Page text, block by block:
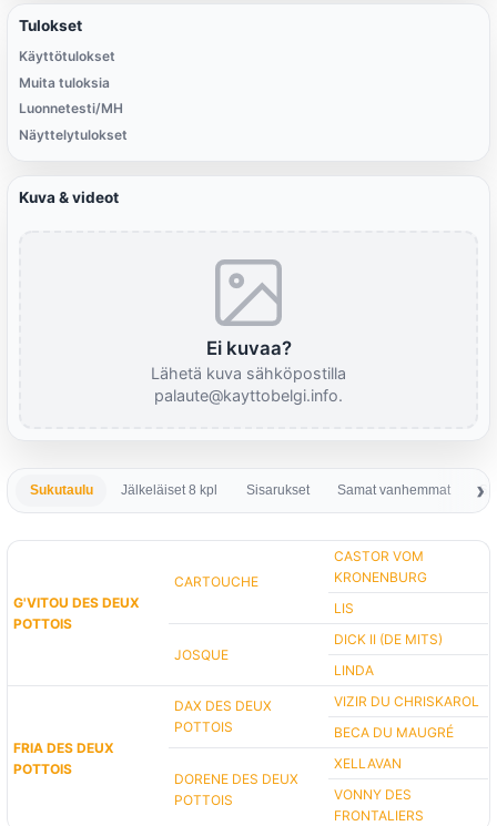
Tulokset
Käyttötulokset
Muita tuloksia
Luonnetesti/MH
Näyttelytulokset
Kuva & videot
Ei kuvaa?
Lähetä kuva sähköpostilla
palaute@kayttobelgi.info.
Sukutaulu Jälkeläiset 8 kpl Sisarukset Samat vanhemmat
G'VITOU DES DEUX
POTTOIS
CARTOUCHE
CASTOR VOM
KRONENBURG
LIS
JOSQUE
DICK II (DE MITS)
LINDA
FRIA DES DEUX
POTTOIS
DAX DES DEUX
POTTOIS
VIZIR DU CHRISKAROL
BECA DU MAUGRÉ
DORENE DES DEUX
POTTOIS
XELLAVAN
VONNY DES
FRONTALIERS